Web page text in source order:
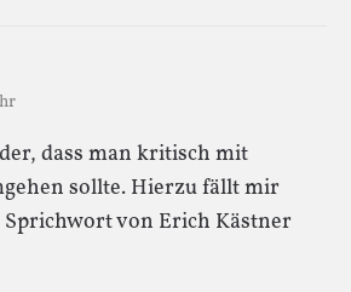
dass man kritisch mit
sollte. Hierzu fällt mir
von Erich Kästner